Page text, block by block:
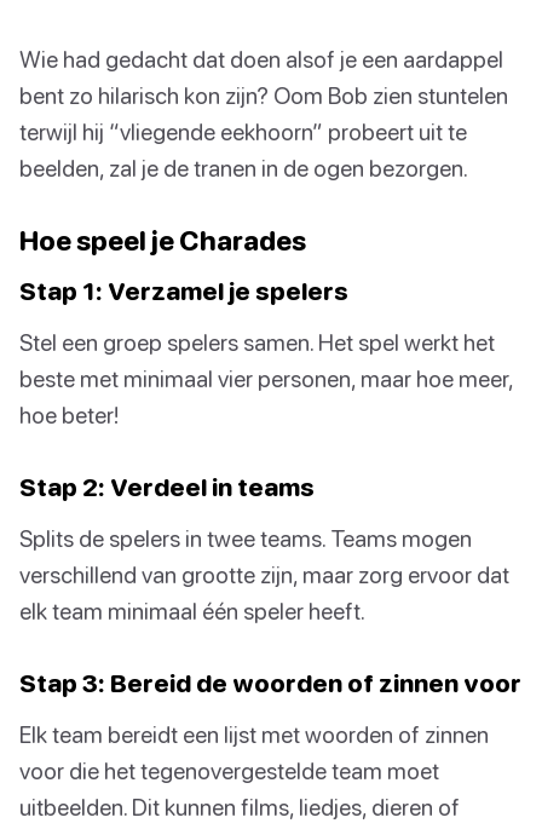
Wie had gedacht dat doen alsof je een aardappel
bent zo hilarisch kon zijn? Oom Bob zien stuntelen
terwijl hij “vliegende eekhoorn” probeert uit te
beelden, zal je de tranen in de ogen bezorgen.
Hoe speel je Charades
Stap 1: Verzamel je spelers
Stel een groep spelers samen. Het spel werkt het
beste met minimaal vier personen, maar hoe meer,
hoe beter!
Stap 2: Verdeel in teams
Splits de spelers in twee teams. Teams mogen
verschillend van grootte zijn, maar zorg ervoor dat
elk team minimaal één speler heeft.
Stap 3: Bereid de woorden of zinnen voor
Elk team bereidt een lijst met woorden of zinnen
voor die het tegenovergestelde team moet
uitbeelden. Dit kunnen films, liedjes, dieren of